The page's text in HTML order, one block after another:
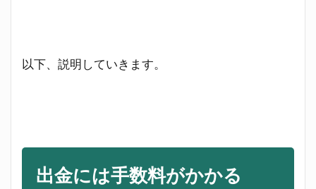
上限
の出
金方
以下、説明していきます。
出金には手数料がかかる